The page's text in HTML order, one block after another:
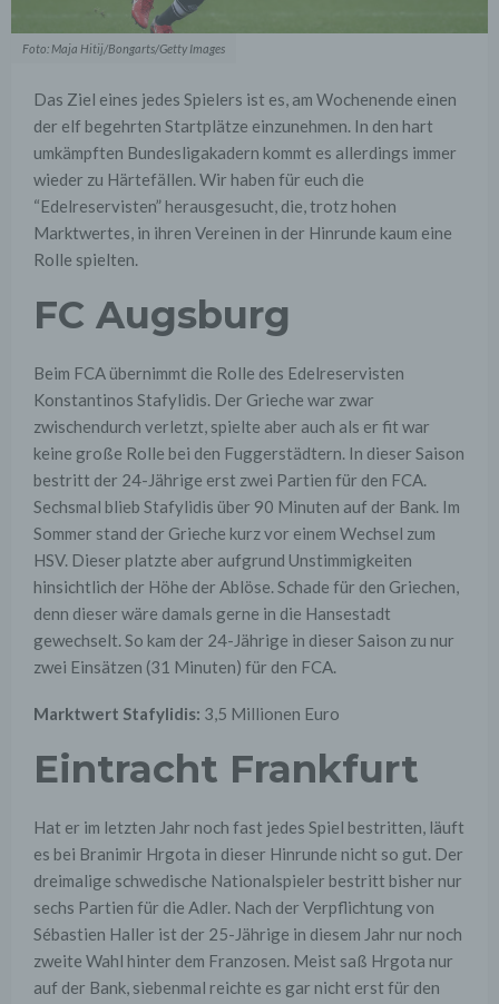
Foto: Maja Hitij/Bongarts/Getty Images
Das Ziel eines jedes Spielers ist es, am Wochenende einen
der elf begehrten Startplätze einzunehmen. In den hart
umkämpften Bundesligakadern kommt es allerdings immer
wieder zu Härtefällen. Wir haben für euch die
“Edelreservisten” herausgesucht, die, trotz hohen
Marktwertes, in ihren Vereinen in der Hinrunde kaum eine
Rolle spielten.
FC Augsburg
Beim FCA übernimmt die Rolle des Edelreservisten
Konstantinos Stafylidis. Der Grieche war zwar
zwischendurch verletzt, spielte aber auch als er fit war
keine große Rolle bei den Fuggerstädtern. In dieser Saison
bestritt der 24-Jährige erst zwei Partien für den FCA.
Sechsmal blieb Stafylidis über 90 Minuten auf der Bank. Im
Sommer stand der Grieche kurz vor einem Wechsel zum
HSV. Dieser platzte aber aufgrund Unstimmigkeiten
hinsichtlich der Höhe der Ablöse. Schade für den Griechen,
denn dieser wäre damals gerne in die Hansestadt
gewechselt. So kam der 24-Jährige in dieser Saison zu nur
zwei Einsätzen (31 Minuten) für den FCA.
Marktwert Stafylidis: 3,5 Millionen Euro
Eintracht Frankfurt
Hat er im letzten Jahr noch fast jedes Spiel bestritten, läuft
es bei Branimir Hrgota in dieser Hinrunde nicht so gut. Der
dreimalige schwedische Nationalspieler bestritt bisher nur
sechs Partien für die Adler. Nach der Verpflichtung von
Sébastien Haller ist der 25-Jährige in diesem Jahr nur noch
zweite Wahl hinter dem Franzosen. Meist saß Hrgota nur
auf der Bank, siebenmal reichte es gar nicht erst für den